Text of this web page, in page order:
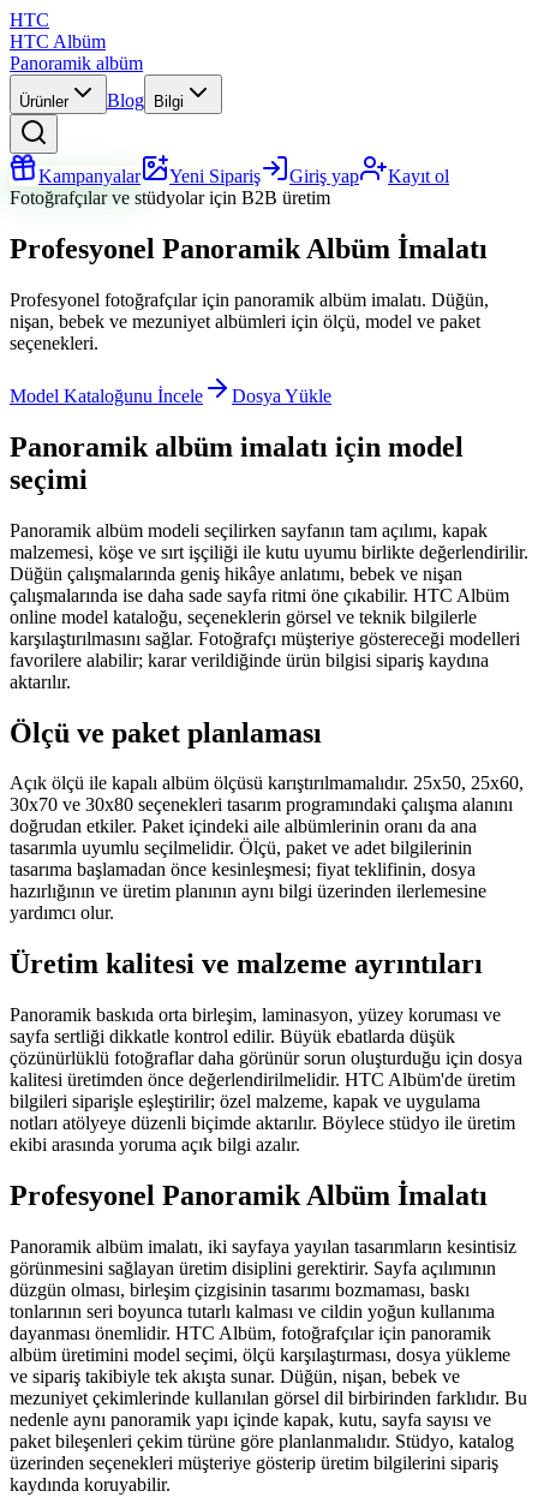
HTC
HTC Albüm
Panoramik albüm
Ürünler Blog Bilgi
Kampanyalar Yeni Sipariş Giriş yap
Kayıt ol
Fotoğrafçılar ve stüdyolar için B2B üretim
Profesyonel Panoramik Albüm İmalatı
Profesyonel fotoğrafçılar için panoramik albüm imalatı. Düğün,
nişan, bebek ve mezuniyet albümleri için ölçü, model ve paket
seçenekleri.
Model Kataloğunu İncele Dosya Yükle
Panoramik albüm imalatı için model
seçimi
Panoramik albüm modeli seçilirken sayfanın tam açılımı, kapak
malzemesi, köşe ve sırt işçiliği ile kutu uyumu birlikte değerlendirilir.
Düğün çalışmalarında geniş hikâye anlatımı, bebek ve nişan
çalışmalarında ise daha sade sayfa ritmi öne çıkabilir. HTC Albüm
online model kataloğu, seçeneklerin görsel ve teknik bilgilerle
karşılaştırılmasını sağlar. Fotoğrafçı müşteriye göstereceği modelleri
favorilere alabilir; karar verildiğinde ürün bilgisi sipariş kaydına
aktarılır.
Ölçü ve paket planlaması
Açık ölçü ile kapalı albüm ölçüsü karıştırılmamalıdır. 25x50, 25x60,
30x70 ve 30x80 seçenekleri tasarım programındaki çalışma alanını
doğrudan etkiler. Paket içindeki aile albümlerinin oranı da ana
tasarımla uyumlu seçilmelidir. Ölçü, paket ve adet bilgilerinin
tasarıma başlamadan önce kesinleşmesi; fiyat teklifinin, dosya
hazırlığının ve üretim planının aynı bilgi üzerinden ilerlemesine
yardımcı olur.
Üretim kalitesi ve malzeme ayrıntıları
Panoramik baskıda orta birleşim, laminasyon, yüzey koruması ve
sayfa sertliği dikkatle kontrol edilir. Büyük ebatlarda düşük
çözünürlüklü fotoğraflar daha görünür sorun oluşturduğu için dosya
kalitesi üretimden önce değerlendirilmelidir. HTC Albüm'de üretim
bilgileri siparişle eşleştirilir; özel malzeme, kapak ve uygulama
notları atölyeye düzenli biçimde aktarılır. Böylece stüdyo ile üretim
ekibi arasında yoruma açık bilgi azalır.
Profesyonel Panoramik Albüm İmalatı
Panoramik albüm imalatı, iki sayfaya yayılan tasarımların kesintisiz
görünmesini sağlayan üretim disiplini gerektirir. Sayfa açılımının
düzgün olması, birleşim çizgisinin tasarımı bozmaması, baskı
tonlarının seri boyunca tutarlı kalması ve cildin yoğun kullanıma
dayanması önemlidir. HTC Albüm, fotoğrafçılar için panoramik
albüm üretimini model seçimi, ölçü karşılaştırması, dosya yükleme
ve sipariş takibiyle tek akışta sunar. Düğün, nişan, bebek ve
mezuniyet çekimlerinde kullanılan görsel dil birbirinden farklıdır. Bu
nedenle aynı panoramik yapı içinde kapak, kutu, sayfa sayısı ve
paket bileşenleri çekim türüne göre planlanmalıdır. Stüdyo, katalog
üzerinden seçenekleri müşteriye gösterip üretim bilgilerini sipariş
kaydında koruyabilir.